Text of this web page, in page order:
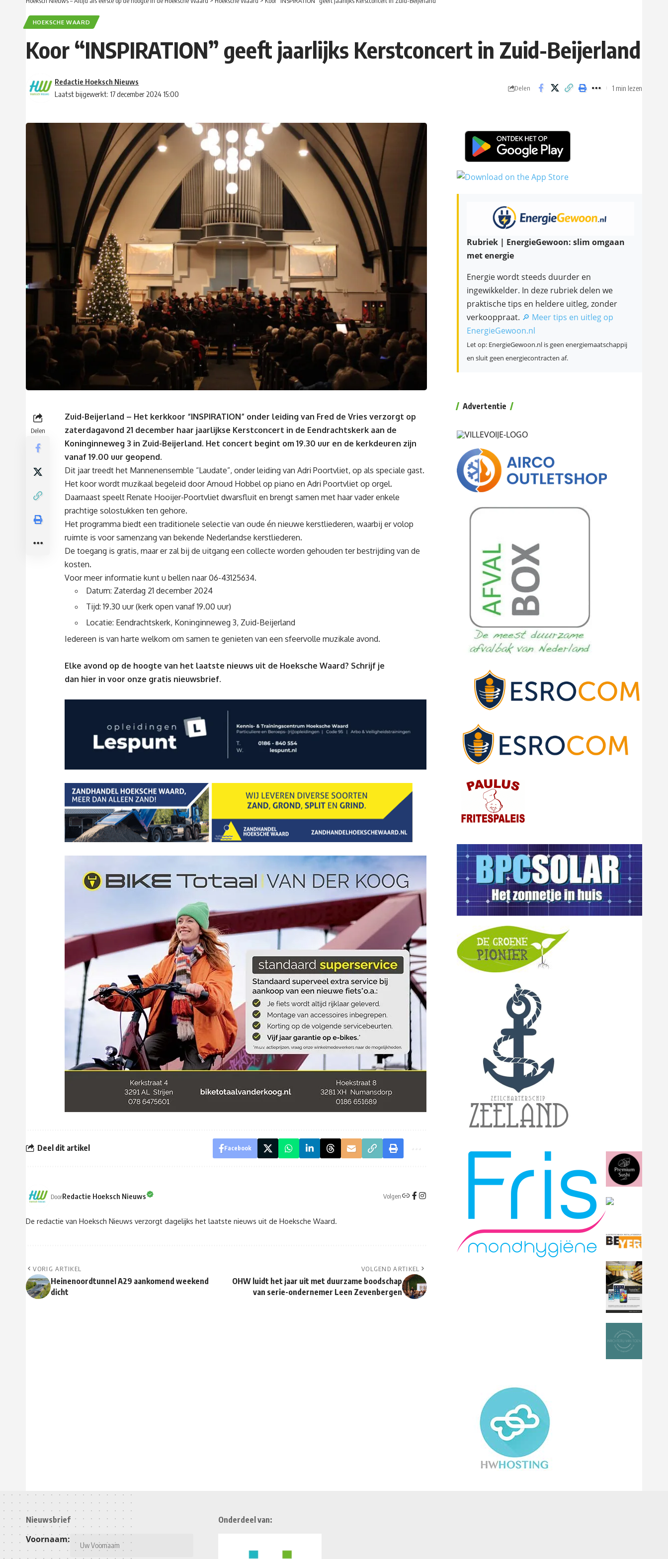
HOEKSCHE WAARD
Koor “INSPIRATION” geeft jaarlijks Kerstconcert in Zuid-Beijerland
Laatst bijgewerkt: 17 december 2024 15:00
Redactie Hoeksch Nieuws
Delen 1 min lezen
Delen
Zuid-Beijerland – Het kerkkoor “INSPIRATION” onder leiding van Fred de Vries verzorgt op
zaterdagavond 21 december haar jaarlijkse Kerstconcert in de Eendrachtskerk aan de
Koninginneweg 3 in Zuid-Beijerland. Het concert begint om 19.30 uur en de kerkdeuren zijn
vanaf 19.00 uur geopend.
Dit jaar treedt het Mannenensemble “Laudate”, onder leiding van Adri Poortvliet, op als speciale gast.
Het koor wordt muzikaal begeleid door Arnoud Hobbel op piano en Adri Poortvliet op orgel.
Daarnaast speelt Renate Hooijer-Poortvliet dwarsfluit en brengt samen met haar vader enkele
prachtige solostukken ten gehore.
Het programma biedt een traditionele selectie van oude én nieuwe kerstliederen, waarbij er volop
ruimte is voor samenzang van bekende Nederlandse kerstliederen.
De toegang is gratis, maar er zal bij de uitgang een collecte worden gehouden ter bestrijding van de
kosten.
Voor meer informatie kunt u bellen naar 06-43125634.
Datum: Zaterdag 21 december 2024
Tijd: 19.30 uur (kerk open vanaf 19.00 uur)
Locatie: Eendrachtskerk, Koninginneweg 3, Zuid-Beijerland
Iedereen is van harte welkom om samen te genieten van een sfeervolle muzikale avond.
Elke avond op de hoogte van het laatste nieuws uit de Hoeksche Waard? Schrijf je
dan hier in voor onze gratis nieuwsbrief.
Deel dit artikel Facebook
DoorRedactie Hoeksch Nieuws Volgen
De redactie van Hoeksch Nieuws verzorgt dagelijks het laatste nieuws uit de Hoeksche Waard.
VORIG ARTIKEL
Heinenoordtunnel A29 aankomend weekend
dicht
VOLGEND ARTIKEL
OHW luidt het jaar uit met duurzame boodschap
van serie-ondernemer Leen Zevenbergen
Rubriek | EnergieGewoon: slim omgaan
met energie
Energie wordt steeds duurder en
ingewikkelder. In deze rubriek delen we
praktische tips en heldere uitleg, zonder
verkooppraat. 🔎 Meer tips en uitleg op
EnergieGewoon.nl
Let op: EnergieGewoon.nl is geen energiemaatschappij
en sluit geen energiecontracten af.
Advertentie
Nieuwsbrief
Voornaam:
Onderdeel van: